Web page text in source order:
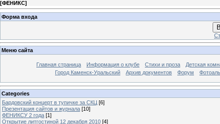
[ФЕНИКС]
Форма входа
Меню сайта
Главная страница Информация о клубе Стихи и проза
Детская
Город Каменск-Уральский
Архив документов Форум
Categories
Бардовский концерт в тупичке за СКЦ [6]
Презентация сайтов и журнала [10]
ФЕНИКСУ 2 года [1]
Открытие литгостиной 12 декабря 2010 [4]